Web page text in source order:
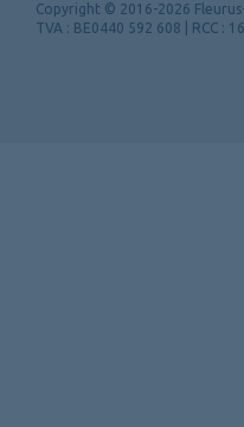
Copyright © 2016-2026
TVA : BE0440 592 608 | RCC :